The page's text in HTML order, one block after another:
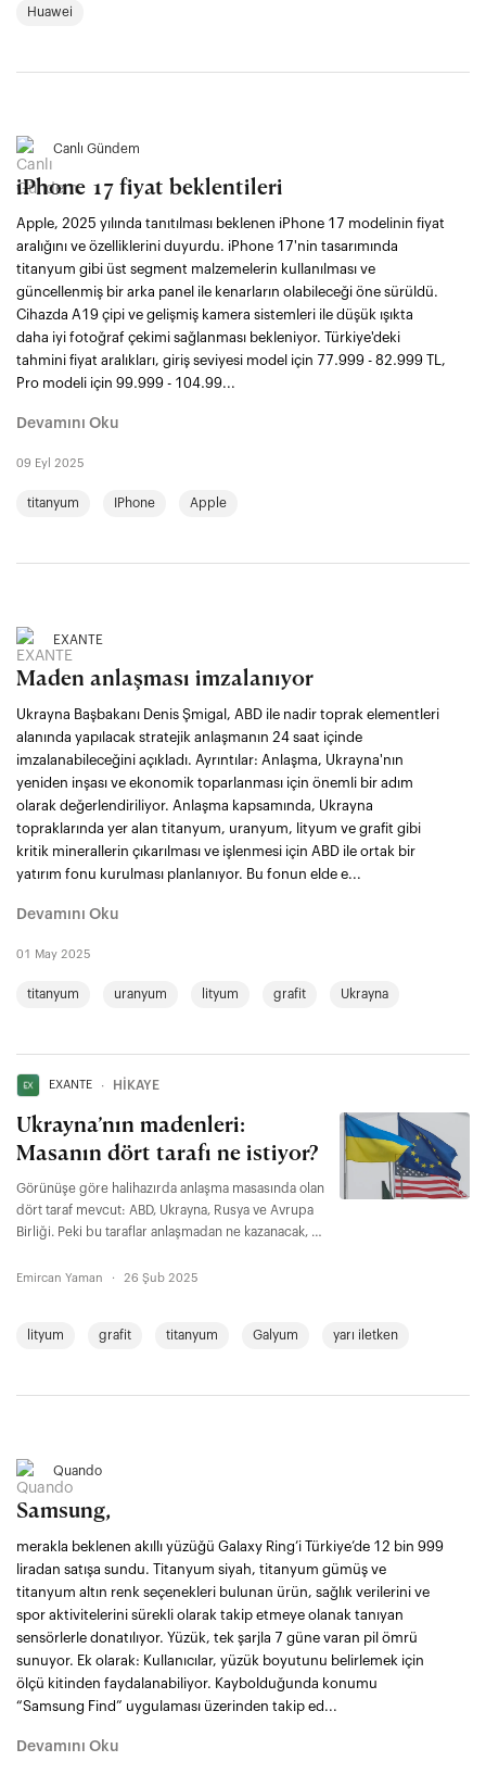
Huawei
Canlı Gündem
iPhone 17 fiyat beklentileri
Apple, 2025 yılında tanıtılması beklenen iPhone 17 modelinin fiyat
aralığını ve özelliklerini duyurdu. iPhone 17'nin tasarımında
titanyum gibi üst segment malzemelerin kullanılması ve
güncellenmiş bir arka panel ile kenarların olabileceği öne sürüldü.
Cihazda A19 çipi ve gelişmiş kamera sistemleri ile düşük ışıkta
daha iyi fotoğraf çekimi sağlanması bekleniyor. Türkiye'deki
tahmini fiyat aralıkları, giriş seviyesi model için 77.999 - 82.999 TL,
Pro modeli için 99.999 - 104.99...
Devamını Oku
09 Eyl 2025
titanyum IPhone Apple
EXANTE
Maden anlaşması imzalanıyor
Ukrayna Başbakanı Denis Şmigal, ABD ile nadir toprak elementleri
alanında yapılacak stratejik anlaşmanın 24 saat içinde
imzalanabileceğini açıkladı. Ayrıntılar: Anlaşma, Ukrayna'nın
yeniden inşası ve ekonomik toparlanması için önemli bir adım
olarak değerlendiriliyor. Anlaşma kapsamında, Ukrayna
topraklarında yer alan titanyum, uranyum, lityum ve grafit gibi
kritik minerallerin çıkarılması ve işlenmesi için ABD ile ortak bir
yatırım fonu kurulması planlanıyor. Bu fonun elde e...
Devamını Oku
01 May 2025
titanyum uranyum lityum grafit Ukrayna
EXANTE ∙ HİKAYE
Ukrayna’nın madenleri:
Masanın dört tarafı ne istiyor?
Görünüşe göre halihazırda anlaşma masasında olan
dört taraf mevcut: ABD, Ukrayna, Rusya ve Avrupa
Birliği. Peki bu taraflar anlaşmadan ne kazanacak, ne
Emircan Yaman · 26 Şub 2025
lityum grafit titanyum Galyum yarı iletken
Quando
Samsung,
merakla beklenen akıllı yüzüğü Galaxy Ring’i Türkiye’de 12 bin 999
liradan satışa sundu. Titanyum siyah, titanyum gümüş ve
titanyum altın renk seçenekleri bulunan ürün, sağlık verilerini ve
spor aktivitelerini sürekli olarak takip etmeye olanak tanıyan
sensörlerle donatılıyor. Yüzük, tek şarjla 7 güne varan pil ömrü
sunuyor. Ek olarak: Kullanıcılar, yüzük boyutunu belirlemek için
ölçü kitinden faydalanabiliyor. Kaybolduğunda konumu
“Samsung Find” uygulaması üzerinden takip ed...
Devamını Oku